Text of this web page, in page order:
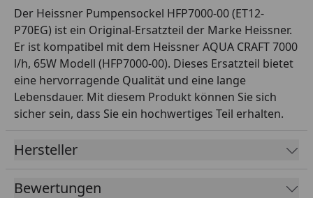
Der Heissner Pumpensockel HFP7000-00 (ET12-
P70EG) ist ein Original-Ersatzteil der Marke Heissner.
Er ist kompatibel mit dem Heissner AQUA CRAFT 7000
l/h, 65W Modell (HFP7000-00). Dieses Ersatzteil bietet
eine hervorragende Qualität und eine lange
Lebensdauer. Mit diesem Produkt können Sie sich
sicher sein, dass Sie ein hochwertiges Teil erhalten.
Hersteller
Bewertungen